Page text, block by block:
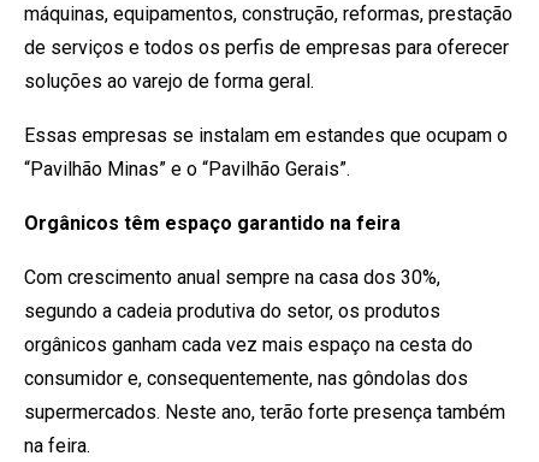
máquinas, equipamentos, construção, reformas, prestação
de serviços e todos os perfis de empresas para oferecer
soluções ao varejo de forma geral.
Essas empresas se instalam em estandes que ocupam o
“Pavilhão Minas” e o “Pavilhão Gerais”.
Orgânicos têm espaço garantido na feira
Com crescimento anual sempre na casa dos 30%,
segundo a cadeia produtiva do setor, os produtos
orgânicos ganham cada vez mais espaço na cesta do
consumidor e, consequentemente, nas gôndolas dos
supermercados. Neste ano, terão forte presença também
na feira.